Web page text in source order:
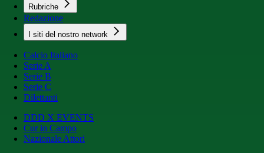
Rubriche
Redazione
I siti del nostro network
Calcio Italiano
Serie A
Serie B
Serie C
Dilettanti
DDD X EVENTS
Cur in Campo
Nazionale Attori